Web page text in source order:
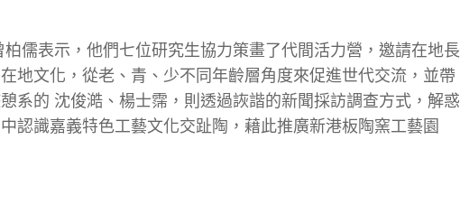
儒表示，他們七位研究生協力策畫了代間活力營，邀請在地長
地文化，從老、青、少不同年齡層角度來促進世代交流，並帶
系的 沈俊澔、楊士霈，則透過詼諧的新聞採訪調查方式，解惑
認識嘉義特色工藝文化交趾陶，藉此推廣新港板陶窯工藝園